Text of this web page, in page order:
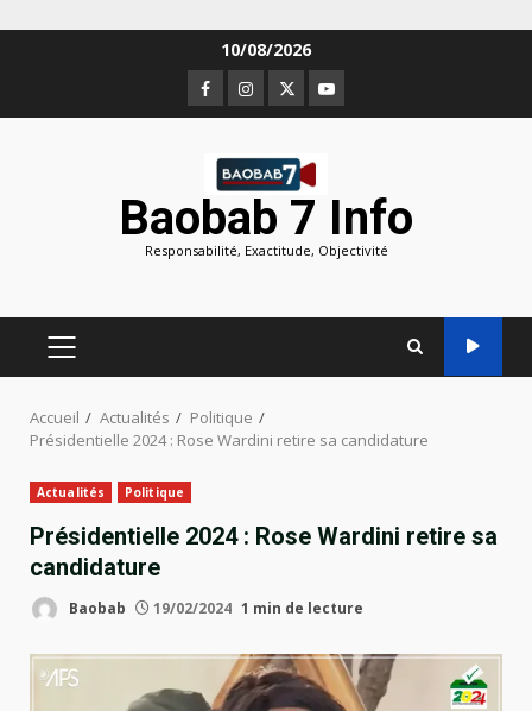
10/08/2026
Facebook
Instagram
TwitterYoutube
Baobab 7 Info
Responsabilité, Exactitude, Objectivité
MENU
PRINCIPAL
Accueil Actualités
Politique
Présidentielle 2024 : Rose Wardini retire sa candidature
Actualités Politique
Présidentielle 2024 : Rose Wardini retire sa
candidature
Baobab 19/02/2024 1 min de lecture